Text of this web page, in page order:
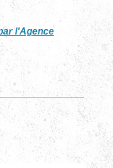
l'Agence